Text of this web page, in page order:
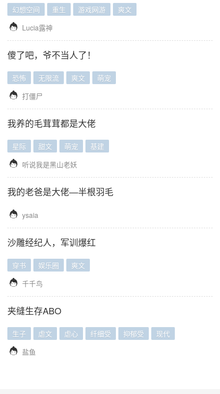
幻想空间 重生 游戏网游 爽文
 Lucia露神
傻了吧，爷不当人了！
恐怖 无限流 爽文 萌宠
 打僵尸
我养的毛茸茸都是大佬
星际 甜文 萌宠 基建
 听说我是黑山老妖
我的老爸是大佬—半根羽毛
 ysaia
沙雕经纪人，军训爆红
穿书 娱乐圈 爽文
 千千鸟
夹缝生存ABO
生子 虐文 虐心 纤细受 抑郁受 现代
 盐鱼